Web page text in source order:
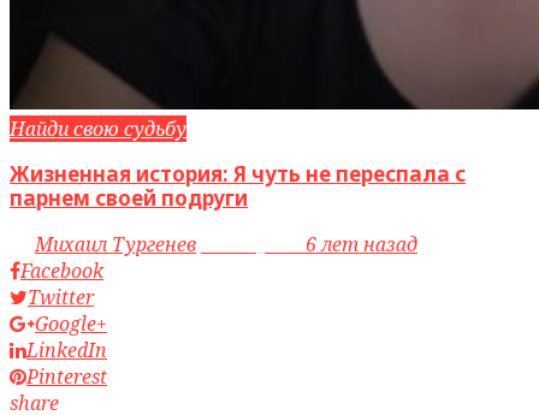
Найди свою судьбу
Жизненная история: Я чуть не переспала с
парнем своей подруги
byМихаил Тургенев
6 лет назад
Facebook
Twitter
Google+
LinkedIn
Pinterest
share